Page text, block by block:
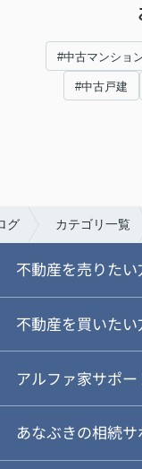
#中古マンショ
#中古戸建
グ カテゴリ一覧
不動産を売りたい
ご売却ガイド
ご売却の流れ
あなぶきの仲介
不動産を買いたい
ご購入ガイド
物件を探す
アルファ家サポー
あなぶきの相続サ